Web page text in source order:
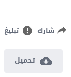
شارك تبليغ
تحميل